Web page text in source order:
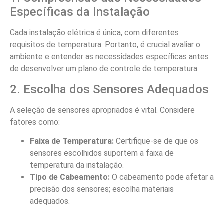
Específicas da Instalação
Cada instalação elétrica é única, com diferentes
requisitos de temperatura. Portanto, é crucial avaliar o
ambiente e entender as necessidades específicas antes
de desenvolver um plano de controle de temperatura.
2. Escolha dos Sensores Adequados
A seleção de sensores apropriados é vital. Considere
fatores como:
Faixa de Temperatura: Certifique-se de que os
sensores escolhidos suportem a faixa de
temperatura da instalação.
Tipo de Cabeamento: O cabeamento pode afetar a
precisão dos sensores; escolha materiais
adequados.